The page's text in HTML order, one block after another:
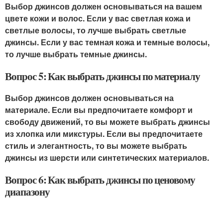
Выбор джинсов должен основываться на вашем
цвете кожи и волос. Если у вас светлая кожа и
светлые волосы, то лучше выбрать светлые
джинсы. Если у вас темная кожа и темные волосы,
то лучше выбрать темные джинсы.
Вопрос 5: Как выбрать джинсы по материалу
Выбор джинсов должен основываться на
материале. Если вы предпочитаете комфорт и
свободу движений, то вы можете выбрать джинсы
из хлопка или микстуры. Если вы предпочитаете
стиль и элегантность, то вы можете выбрать
джинсы из шерсти или синтетических материалов.
Вопрос 6: Как выбрать джинсы по ценовому
диапазону